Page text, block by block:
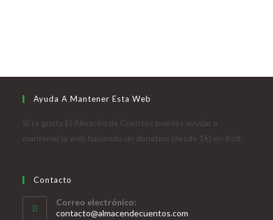
Ayuda A Mantener Esta Web
Si te gusta El Almacén de Cuentos puedes ayudar a
mantener la web haciendo un donativo (desde 1€) en Kofi.
Contacto
Correo electrónico:
contacto@almacendecuentos.com